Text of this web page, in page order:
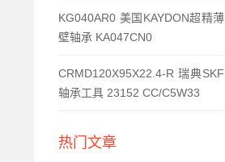
KG040AR0 美国KAYDON超精薄
壁轴承 KA047CN0
CRMD120X95X22.4-R 瑞典SKF
轴承工具 23152 CC/C5W33
热门文章